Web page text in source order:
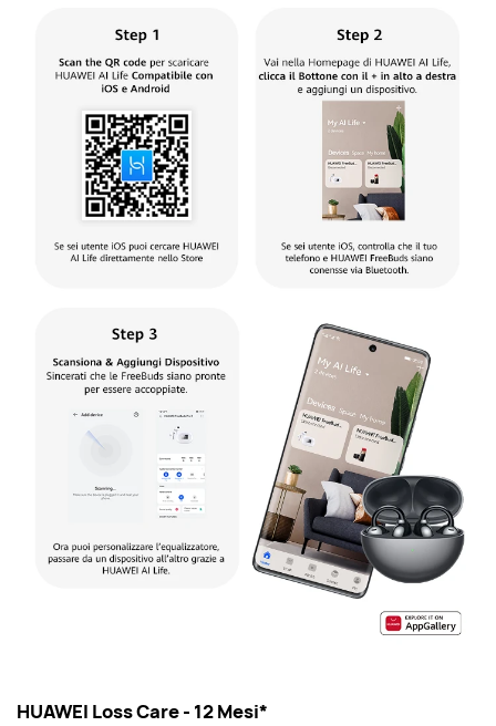
HUAWEI Loss Care - 12 Mesi*